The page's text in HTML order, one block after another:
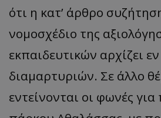
ότι η κατ’ άρθρο
νομοσχέδιο της
εκπαιδευτικών αρχίζει
διαμαρτυριών. Σε άλλο
εντείνονται οι φωνές